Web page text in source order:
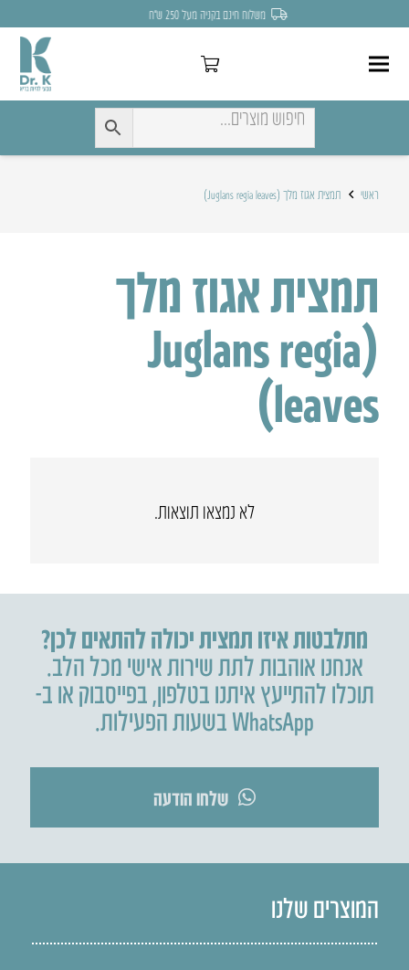
משלוח חינם בקניה מעל 250 ש״ח
ראשי תמצית אגוז מלך (Juglans regia leaves)
תמצית אגוז מלך
(Juglans regia
leaves)
לא נמצאו תוצאות.
מתלבטות איזו תמצית יכולה להתאים לכן?
אנחנו אוהבות לתת שירות אישי מכל הלב.
תוכלו להתייעץ איתנו בטלפון,בפייסבוק או ב-
WhatsApp בשעות הפעילות.
שלחו הודעה
המוצרים שלנו